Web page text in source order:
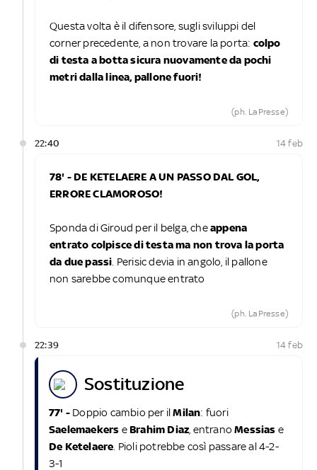
Questa volta è il difensore, sugli sviluppi del
corner precedente, a non trovare la porta: colpo
di testa a botta sicura nuovamente da pochi
metri dalla linea, pallone fuori!
(ph. LaPresse)
22:40 14 feb
78' - DE KETELAERE A UN PASSO DAL GOL,
ERRORE CLAMOROSO!
Sponda di Giroud per il belga, cheappena
entrato colpisce di testa ma non trova la porta
da due passi . Perisic devia in angolo, il pallone
non sarebbe comunque entrato
(ph. LaPresse)
22:39 14 feb
sostituzione
77' - Doppio cambio per ilMilan: fuori
Saelemaekers e Brahim Diaz , entranoMessias e
De Ketelaere . Pioli potrebbe così passare al 4-2-
3-1